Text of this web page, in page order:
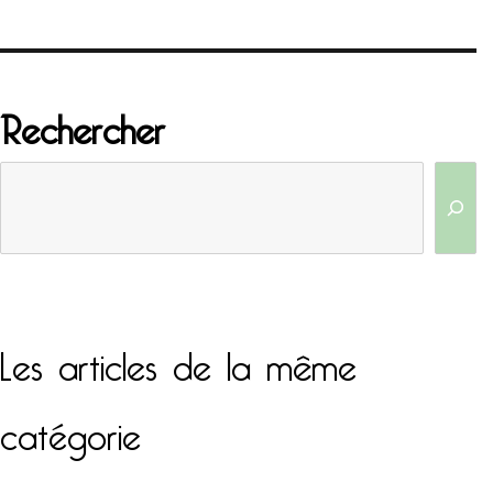
Rechercher
Les articles de la même
catégorie